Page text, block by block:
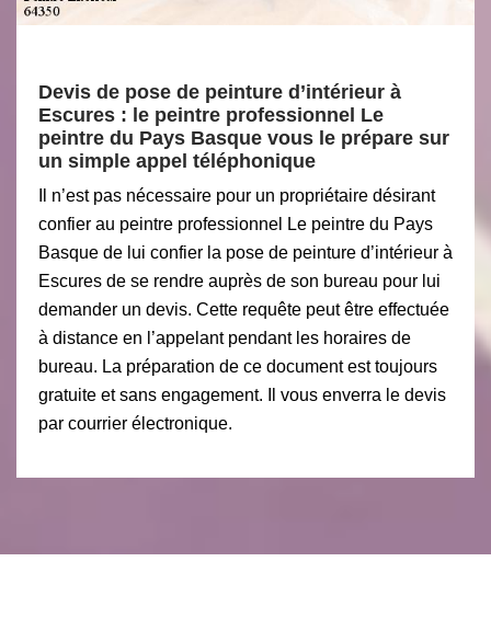
Devis de pose de peinture d’intérieur à
Escures : le peintre professionnel Le
peintre du Pays Basque vous le prépare sur
un simple appel téléphonique
Il n’est pas nécessaire pour un propriétaire désirant
confier au peintre professionnel Le peintre du Pays
Basque de lui confier la pose de peinture d’intérieur à
Escures de se rendre auprès de son bureau pour lui
demander un devis. Cette requête peut être effectuée
à distance en l’appelant pendant les horaires de
bureau. La préparation de ce document est toujours
gratuite et sans engagement. Il vous enverra le devis
par courrier électronique.